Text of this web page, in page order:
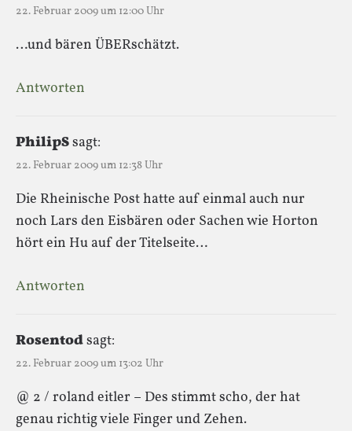
22. Februar 2009 um 12:00 Uhr
…und bären ÜBERschätzt.
Antworten
PhilipSsagt:
22. Februar 2009 um 12:38 Uhr
Die Rheinische Post hatte auf einmal auch nur
noch Lars den Eisbären oder Sachen wie Horton
hört ein Hu auf der Titelseite…
Antworten
Rosentodsagt:
22. Februar 2009 um 13:02 Uhr
@ 2 / roland eitler – Des stimmt scho, der hat
genau richtig viele Finger und Zehen.